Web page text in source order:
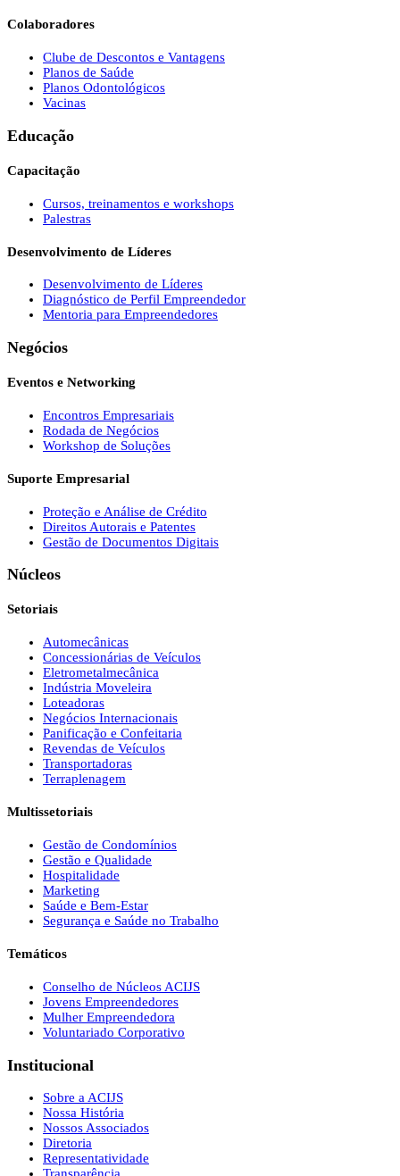
Colaboradores
Clube de Descontos e Vantagens
Planos de Saúde
Planos Odontológicos
Vacinas
Educação
Capacitação
Cursos, treinamentos e workshops
Palestras
Desenvolvimento de Líderes
Desenvolvimento de Líderes
Diagnóstico de Perfil Empreendedor
Mentoria para Empreendedores
Negócios
Eventos e Networking
Encontros Empresariais
Rodada de Negócios
Workshop de Soluções
Suporte Empresarial
Proteção e Análise de Crédito
Direitos Autorais e Patentes
Gestão de Documentos Digitais
Núcleos
Setoriais
Automecânicas
Concessionárias de Veículos
Eletrometalmecânica
Indústria Moveleira
Loteadoras
Negócios Internacionais
Panificação e Confeitaria
Revendas de Veículos
Transportadoras
Terraplenagem
Multissetoriais
Gestão de Condomínios
Gestão e Qualidade
Hospitalidade
Marketing
Saúde e Bem-Estar
Segurança e Saúde no Trabalho
Temáticos
Conselho de Núcleos ACIJS
Jovens Empreendedores
Mulher Empreendedora
Voluntariado Corporativo
Institucional
Sobre a ACIJS
Nossa História
Nossos Associados
Diretoria
Representatividade